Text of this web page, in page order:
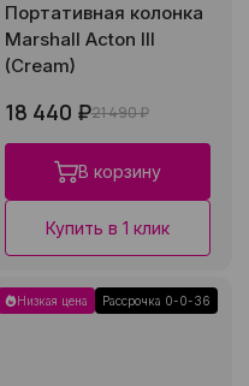
Портативная колонка
Marshall Acton III
(Cream)
18 440 ₽21 490 ₽
В корзину
Купить в 1 клик
Низкая цена Рассрочка 0-0-36